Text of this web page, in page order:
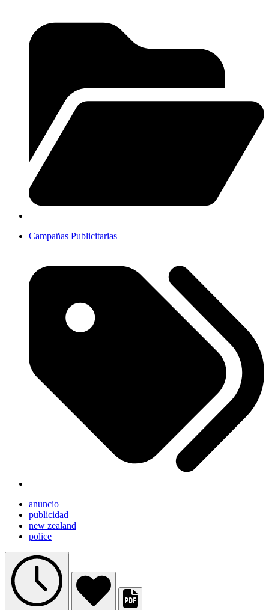
Campañas Publicitarias
anuncio
publicidad
new zealand
police